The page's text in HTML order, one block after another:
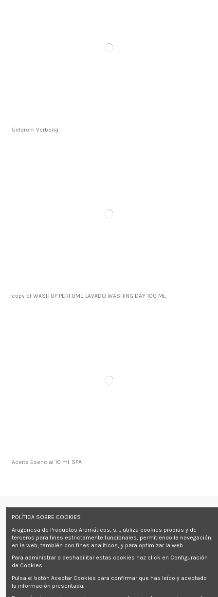
Gelarom Verbena
copy of WASH·UP PERFUME LAVADO WASHING DAY 100 ML
Aceite Esencial 10 ml. SPA
Información
Contact us
Follow us
Newsletter
POLÍTICA SOBRE COOKIES
Aragonesa de Productos Aromáticos, s.l., utiliza cookies propias y de
terceros para fines estrictamente funcionales, permitiendo la navegación
en la web, también con fines analíticos, y para optimizar la web.
Para administrar o deshabilitar estas cookies haz click en Configuración
de Cookies.
Pulsa el botón Aceptar Cookies para confirmar que has leído y aceptado
la información presentada.